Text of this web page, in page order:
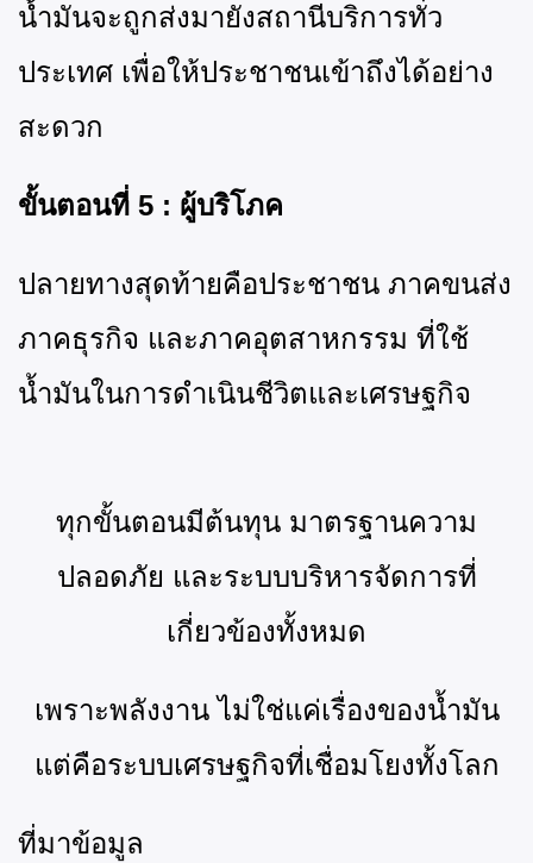
น้ำมันจะถูกส่งมายังสถานีบริการทั่ว
ประเทศ เพื่อให้ประชาชนเข้าถึงได้อย่าง
สะดวก
ขั้นตอนที่ 5 : ผู้บริโภค
ปลายทางสุดท้ายคือประชาชน ภาคขนส่ง
ภาคธุรกิจ และภาคอุตสาหกรรม ที่ใช้
น้ำมันในการดำเนินชีวิตและเศรษฐกิจ
ทุกขั้นตอนมีต้นทุน มาตรฐานความ
ปลอดภัย และระบบบริหารจัดการที่
เกี่ยวข้องทั้งหมด
เพราะพลังงาน ไม่ใช่แค่เรื่องของน้ำมัน
แต่คือระบบเศรษฐกิจที่เชื่อมโยงทั้งโลก
ที่มาข้อมูล